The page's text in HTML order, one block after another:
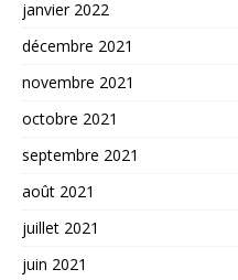
janvier 2022
décembre 2021
novembre 2021
octobre 2021
septembre 2021
août 2021
juillet 2021
juin 2021